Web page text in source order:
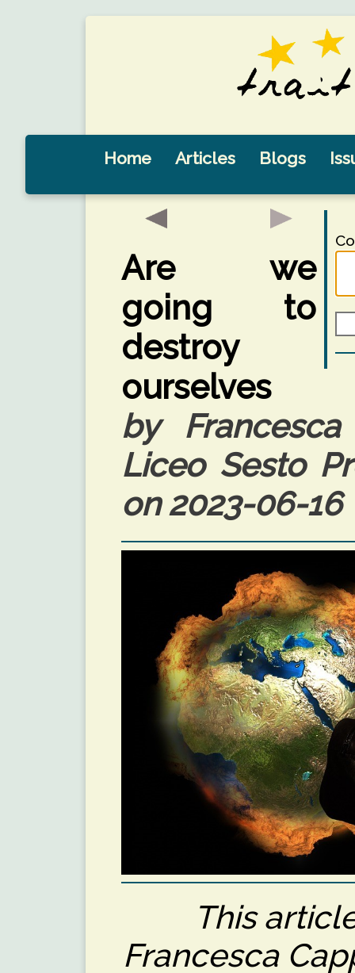
Home Articles Blogs
Are we
going to
destroy
ourselves
by
Liceo Sesto
on 2023-06-16
This
Francesca